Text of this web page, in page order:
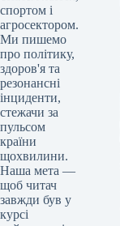
спортом і
агросектором.
Ми пишемо
про політику,
здоров'я та
резонансні
інциденти,
стежачи за
пульсом
країни
щохвилини.
Наша мета —
щоб читач
завжди був у
курсі